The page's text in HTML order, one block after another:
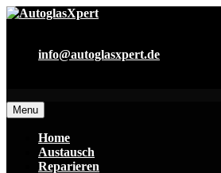
info@autoglasxpert.de
Menu
Home
Austausch
Reparieren